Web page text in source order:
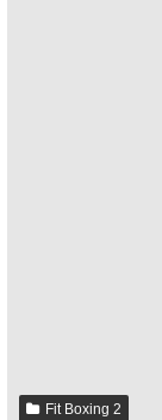
Fit Boxing 2